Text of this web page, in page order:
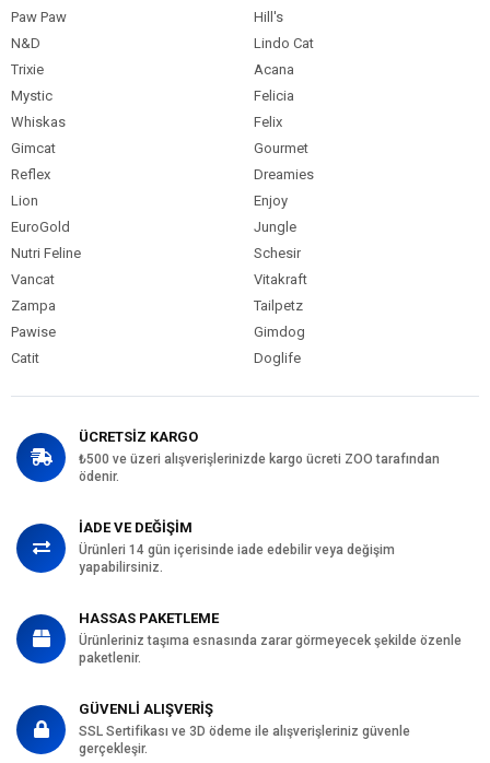
Paw Paw
Hill's
N&D
Lindo Cat
Trixie
Acana
Mystic
Felicia
Whiskas
Felix
Gimcat
Gourmet
Reflex
Dreamies
Lion
Enjoy
EuroGold
Jungle
Nutri Feline
Schesir
Vancat
Vitakraft
Zampa
Tailpetz
Pawise
Gimdog
Catit
Doglife
ÜCRETSİZ KARGO
₺500 ve üzeri alışverişlerinizde kargo ücreti ZOO tarafından
ödenir.
İADE VE DEĞİŞİM
Ürünleri 14 gün içerisinde iade edebilir veya değişim
yapabilirsiniz.
HASSAS PAKETLEME
Ürünleriniz taşıma esnasında zarar görmeyecek şekilde özenle
paketlenir.
GÜVENLİ ALIŞVERİŞ
SSL Sertifikası ve 3D ödeme ile alışverişleriniz güvenle
gerçekleşir.